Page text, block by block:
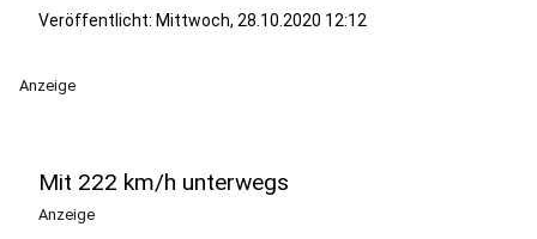
Veröffentlicht: Mittwoch, 28.10.2020 12:12
Anzeige
Mit 222 km/h unterwegs
Anzeige